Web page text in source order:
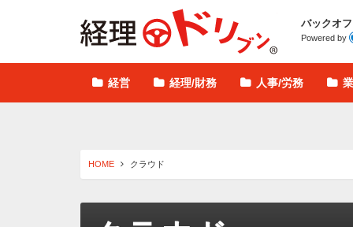
バックオ
Powered by
経営 経理/財務 人事/労務
HOME クラウド